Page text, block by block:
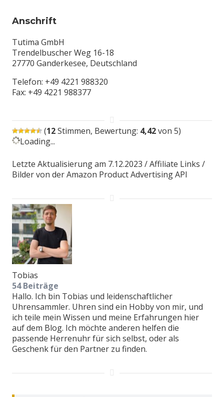
Anschrift
Tutima GmbH
Trendelbuscher Weg 16-18
27770 Ganderkesee, Deutschland
Telefon: +49 4221 988320
Fax: +49 4221 988377
(12Stimmen, Bewertung: 4,42von 5)
Loading...
Letzte Aktualisierung am 7.12.2023 / Affiliate Links /
Bilder von der Amazon Product Advertising API
Tobias
54 Beiträge
Hallo. Ich bin Tobias und leidenschaftlicher
Uhrensammler. Uhren sind ein Hobby von mir, und
ich teile mein Wissen und meine Erfahrungen hier
auf dem Blog. Ich möchte anderen helfen die
passende Herrenuhr für sich selbst, oder als
Geschenk für den Partner zu finden.